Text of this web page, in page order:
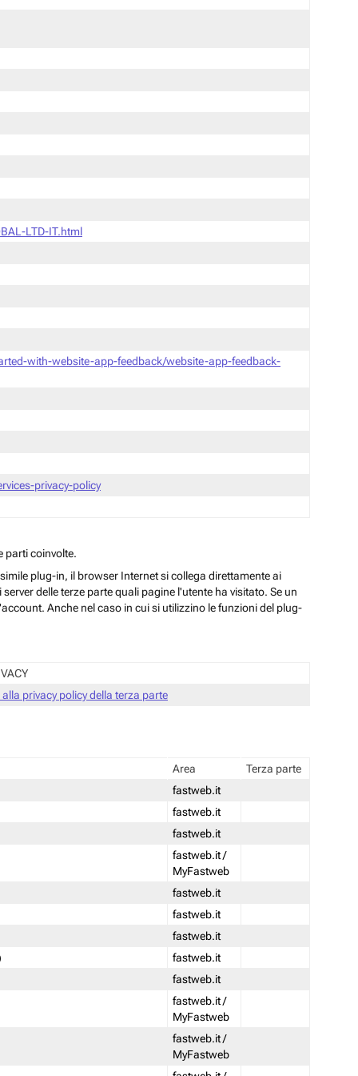
LTD-IT.html
with-website-app-feedback/website-app-feedback-
privacy-policy
parti coinvolte.
plug-in, il browser Internet si collega direttamente ai
delle terze parte quali pagine l'utente ha visitato. Se un
Anche nel caso in cui si utilizzino le funzioni del plug-
alla privacy policy della terza parte
Area
Terza parte
fastweb.it
fastweb.it
fastweb.it
fastweb.it /
MyFastweb
fastweb.it
fastweb.it
fastweb.it
fastweb.it
fastweb.it
fastweb.it /
MyFastweb
fastweb.it /
MyFastweb